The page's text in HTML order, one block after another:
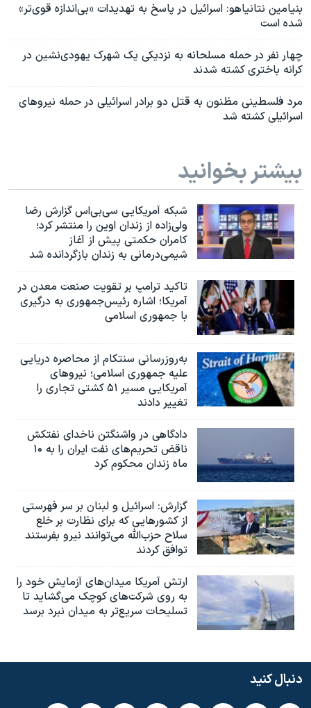
بنیامین نتانیاهو: اسرائیل در پاسخ به تهدیدات «بی‌اندازه قوی‌تر»
شده است
چهار نفر در حمله مسلحانه به نزدیکی یک شهرک یهودی‌نشین در
کرانه باختری کشته شدند
مرد فلسطینی مظنون به قتل دو برادر اسرائيلی در حمله نیروهای
اسرائيلی کشته شد
بیشتر بخوانید
شبکه آمریکایی سی‌بی‌‌اس گزارش رضا
ولی‌زاده از زندان اوین را منتشر کرد؛
کامران حکمتی پیش از آغاز
شیمی‌درمانی به زندان بازگردانده شد
تاکید ترامپ بر تقویت صنعت معدن در
آمریکا؛ اشاره رئیس‌جمهوری به درگیری
با جمهوری اسلامی
به‌روزرسانی سنتکام از محاصره دریایی
علیه جمهوری اسلامی؛ نیروهای
آمریکایی مسیر ۵۱ کشتی تجاری را
تغییر دادند
دادگاهی در واشنگتن ناخدای نفتکش
ناقض تحریم‌های نفت ایران را به ۱۰
ماه زندان محکوم کرد
گزارش‌: اسرائيل و لبنان بر سر فهرستی
از کشورهایی که برای نظارت بر خلع
سلاح حزب‌الله می‌توانند نیرو بفرستند
توافق کردند
ارتش آمریکا میدان‌های آزمایش خود را
به روی شرکت‌های کوچک می‌گشاید تا
تسلیحات سریع‌تر به میدان نبرد برسد
دنبال کنید